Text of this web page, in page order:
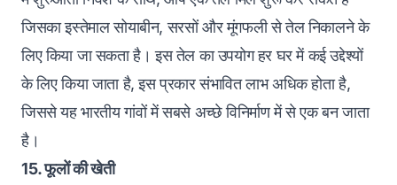
जिसका इस्तेमाल सोयाबीन, सरसों और मूंगफली से तेल निकालने के
लिए किया जा सकता है। इस तेल का उपयोग हर घर में कई उद्देश्यों
के लिए किया जाता है, इस प्रकार संभावित लाभ अधिक होता है,
जिससे यह भारतीय गांवों में सबसे अच्छे विनिर्माण में से एक बन जाता
है।
15. फूलों की खेती